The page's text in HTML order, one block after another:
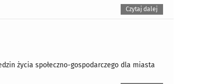
Czytaj dalej
życia społeczno-gospodarczego dla miasta